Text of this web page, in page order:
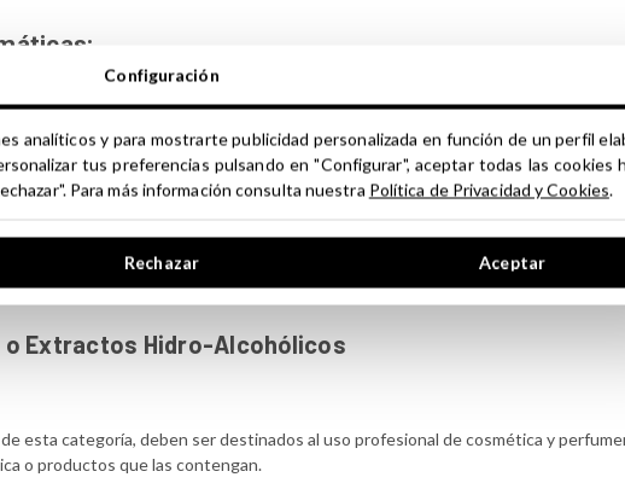
- Tinturatiene un perfil aromático terroso, dulce y ligeramente
cosméticos relajantes y revitalizantes.
para potenciar tus formulaciones cosméticas con nuestra selección de
tus creaciones.
o Extractos Hidro-Alcohólicos
esta categoría, deben ser destinados al uso profesional de cosmética y
o productos que las contengan.
Configuración
analíticos y para mostrarte publicidad personalizada en función de un perfil
tus preferencias pulsando en "Configurar", aceptar todas las cookies
Para más información consulta nuestra Política de Privacidad y Cookies.
Rechazar Aceptar